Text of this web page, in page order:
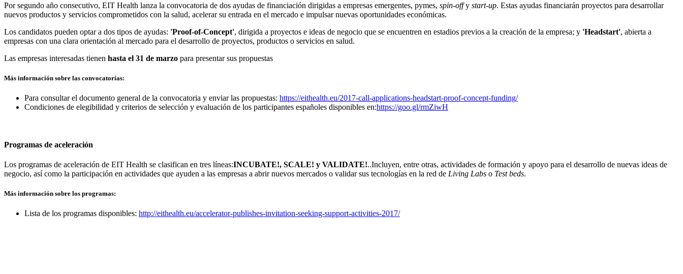
Por segundo año consecutivo, EIT Health lanza la convocatoria de dos ayudas de financiación dirigidas a empresas emergentes, pymes, spin-offy start-up. Estas ayudas financiarán proyectos para desarrollar
nuevos productos y servicios comprometidos con la salud, acelerar su entrada en el mercado e impulsar nuevas oportunidades económicas.
Los candidatos pueden optar a dos tipos de ayudas: 'Proof-of-Concept', dirigida a proyectos e ideas de negocio que se encuentren en estadios previos a la creación de la empresa; y 'Headstart', abierta a
empresas con una clara orientación al mercado para el desarrollo de proyectos, productos o servicios en salud.
Las empresas interesadas tienen hasta el 31 de marzo para presentar sus propuestas
Más información sobre las convocatorias:
Para consultar el documento general de la convocatoria y enviar las propuestas: https://eithealth.eu/2017-call-applications-headstart-proof-concept-funding/
Condiciones de elegibilidad y criterios de selección y evaluación de los participantes españoles disponibles en:https://goo.gl/rmZiwH
Programas de aceleración
Los programas de aceleración de EIT Health se clasifican en tres líneas:INCUBATE!, SCALE! y VALIDATE!..Incluyen, entre otras, actividades de formación y apoyo para el desarrollo de nuevas ideas de
negocio, así como la participación en actividades que ayuden a las empresas a abrir nuevos mercados o validar sus tecnologías en la red de Living Labs o Test beds.
Más información sobre los programas:
Lista de los programas disponibles: http://eithealth.eu/accelerator-publishes-invitation-seeking-support-activities-2017/